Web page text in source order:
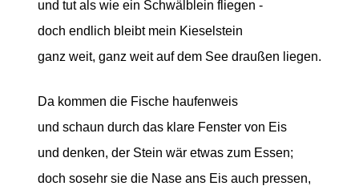
und tut als wie ein Schwälblein fliegen -
doch endlich bleibt mein Kieselstein
ganz weit, ganz weit auf dem See draußen liegen.
Da kommen die Fische haufenweis
und schaun durch das klare Fenster von Eis
und denken, der Stein wär etwas zum Essen;
doch sosehr sie die Nase ans Eis auch pressen,